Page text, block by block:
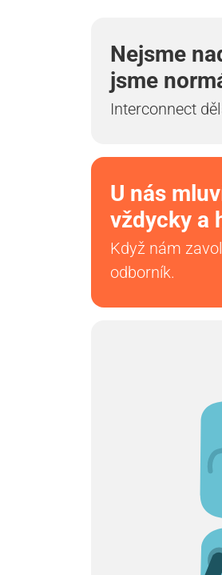
Nejsme
jsme
Interconnect
U nás
vždycky a
Když nám
odborník.